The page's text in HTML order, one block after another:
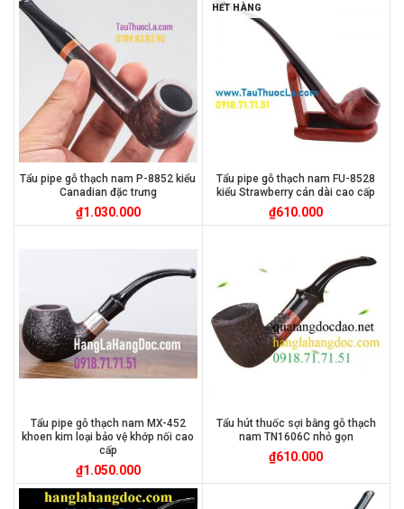
Tẩu pipe gỗ thạch nam P-8852 kiểu
Canadian đặc trưng
₫1.030.000
HẾT HÀNG
Tẩu pipe gỗ thạch nam FU-8528
kiểu Strawberry cán dài cao cấp
₫610.000
Tẩu pipe gỗ thạch nam MX-452
khoen kim loại bảo vệ khớp nối cao
cấp
₫1.050.000
Tẩu hút thuốc sợi bằng gỗ thạch
nam TN1606C nhỏ gọn
₫610.000